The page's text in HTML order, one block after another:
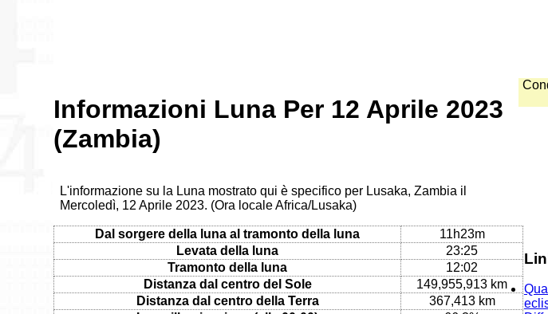
Informazioni Luna Per 12 Aprile 2023
(Zambia)
L'informazione su la Luna mostrato qui è specifico per Lusaka, Zambia il
Mercoledì, 12 Aprile 2023. (Ora locale Africa/Lusaka)
Dal sorgere della luna al tramonto della luna
11h23m
Levata della luna
23:25
Tramonto della luna
12:02
Distanza dal centro del Sole
149,955,913 km
Distanza dal centro della Terra
367,413 km